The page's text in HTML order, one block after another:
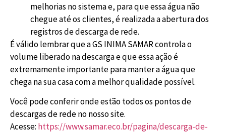
melhorias no sistema e, para que essa água não
chegue até os clientes, é realizada a abertura dos
registros de descarga de rede.
É válido lembrar que a GS INIMA SAMAR controla o
volume liberado na descarga e que essa ação é
extremamente importante para manter a água que
chega na sua casa com a melhor qualidade possível.
Você pode conferir onde estão todos os pontos de
descargas de rede no nosso site.
Acesse: https://www.samar.eco.br/pagina/descarga-de-